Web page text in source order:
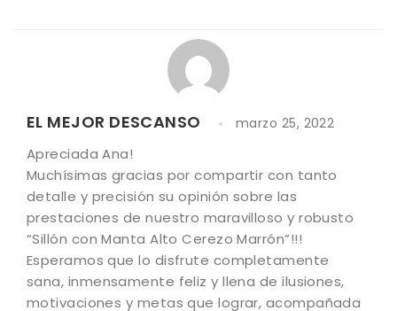
EL MEJOR DESCANSO marzo 25, 2022
Apreciada Ana!
Muchísimas gracias por compartir con tanto
detalle y precisión su opinión sobre las
prestaciones de nuestro maravilloso y robusto
“Sillón con Manta Alto Cerezo Marrón”!!!
Esperamos que lo disfrute completamente
sana, inmensamente feliz y llena de ilusiones,
motivaciones y metas que lograr, acompañada